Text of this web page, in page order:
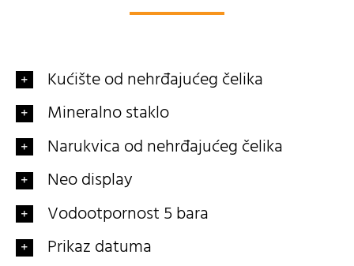
Kućište od nehrđajućeg čelika
Mineralno staklo
Narukvica od nehrđajućeg čelika
Neo display
Vodootpornost 5 bara
Prikaz datuma